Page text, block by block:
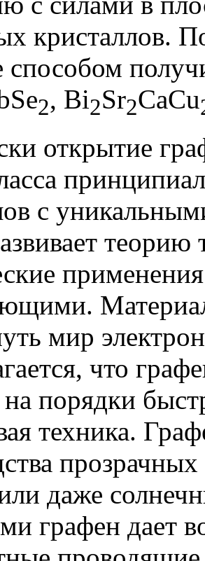
кристаллов.
способом
2, Bi2Sr2CaCu
открытие
с
теорию
мир
что
на порядки
техника.
даже
графен дает